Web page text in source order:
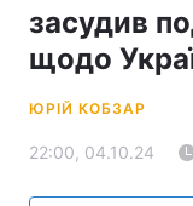
засудив
щодо
ЮРІЙ КОБЗАР
22:00, 04.10.24